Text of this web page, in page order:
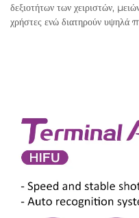
δεξιοτήτων των χειριστών,
χρήστες ενώ διατηρούν υψηλά